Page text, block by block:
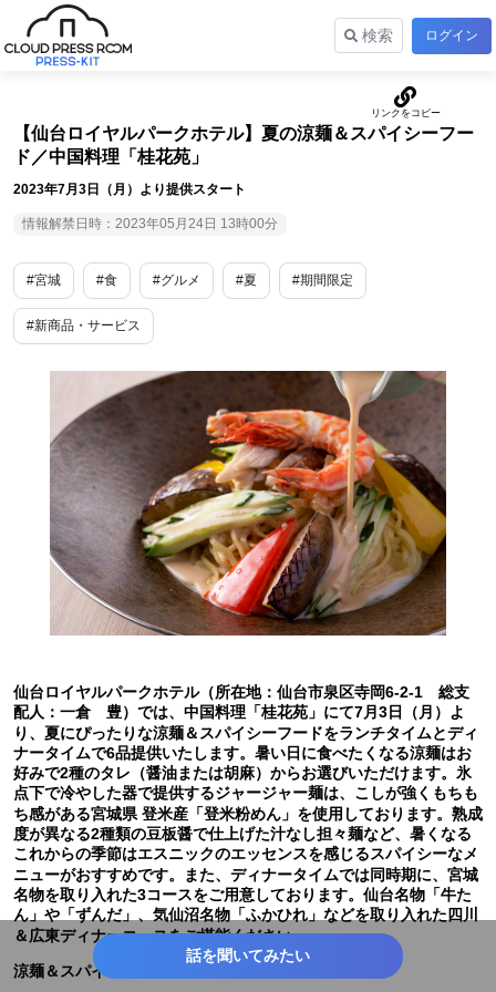
検索 ログイン
【仙台ロイヤルパークホテル】夏の涼麺＆スパイシーフー
ド／中国料理「桂花苑」
2023年7月3日（月）より提供スタート
情報解禁日時：2023年05月24日 13時00分
#宮城 #食 #グルメ #夏 #期間限定
#新商品・サービス
仙台ロイヤルパークホテル（所在地：仙台市泉区寺岡6-2-1 総支
配人：一倉 豊）では、中国料理「桂花苑」にて7月3日（月）よ
り、夏にぴったりな涼麺＆スパイシーフードをランチタイムとディ
ナータイムで6品提供いたします。暑い日に食べたくなる涼麺はお
好みで2種のタレ（醤油または胡麻）からお選びいただけます。氷
点下で冷やした器で提供するジャージャー麺は、こしが強くもちも
ち感がある宮城県 登米産「登米粉めん」を使用しております。熟成
度が異なる2種類の豆板醤で仕上げた汁なし担々麺など、暑くなる
これからの季節はエスニックのエッセンスを感じるスパイシーなメ
ニューがおすすめです。また、ディナータイムでは同時期に、宮城
名物を取り入れた3コースをご用意しております。仙台名物「牛た
ん」や「ずんだ」、気仙沼名物「ふかひれ」などを取り入れた四川
＆広東ディナーコースをご堪能ください。
涼麺＆スパイシーフード
話を聞いてみたい